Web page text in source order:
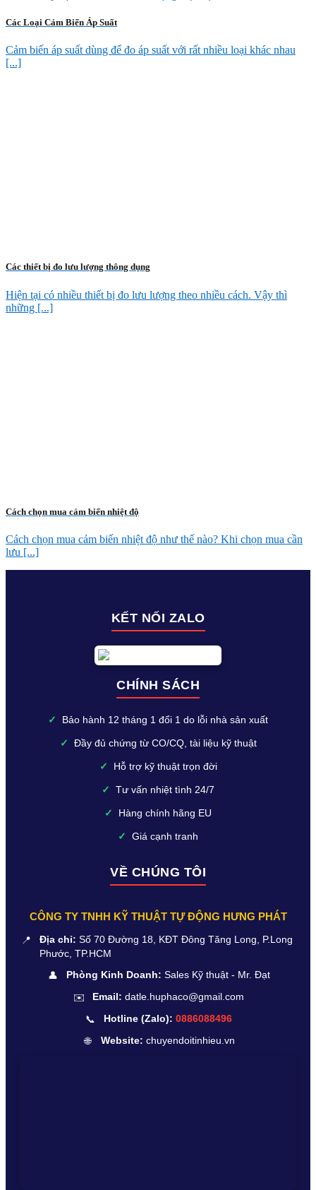
Các Loại Cảm Biến Áp Suất
Cảm biến áp suất dùng để đo áp suất với rất nhiều loại khác nhau
[...]
Các thiết bị đo lưu lượng thông dụng
Hiện tại có nhiều thiết bị đo lưu lượng theo nhiều cách. Vậy thì
những [...]
Cách chọn mua cảm biến nhiệt độ
Cách chọn mua cảm biến nhiệt độ như thế nào? Khi chọn mua cần
lưu [...]
KẾT NỐI ZALO
CHÍNH SÁCH
✓ Bảo hành 12 tháng 1 đổi 1 do lỗi nhà sản xuất
✓ Đầy đủ chứng từ CO/CQ, tài liệu kỹ thuật
✓ Hỗ trợ kỹ thuật trọn đời
✓ Tư vấn nhiệt tình 24/7
✓ Hàng chính hãng EU
✓ Giá cạnh tranh
VỀ CHÚNG TÔI
CÔNG TY TNHH KỸ THUẬT TỰ ĐỘNG HƯNG PHÁT
📍 Địa chỉ: Số 70 Đường 18, KĐT Đông Tăng Long, P.Long
Phước, TP.HCM
👤 Phòng Kinh Doanh: Sales Kỹ thuật - Mr. Đạt
✉️ Email: datle.huphaco@gmail.com
📞 Hotline (Zalo): 0886088496
🌐 Website: chuyendoitinhieu.vn